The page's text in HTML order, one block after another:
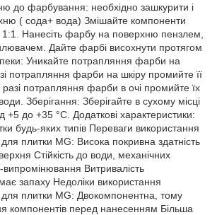
до фарбування: необхідно зашкурити і
( сода+ вода) Змішайте компоненти
Нанесіть фарбу на поверхню пензлем,
Дайте фарбі висохнути протягом
Уникайте потрапляння фарби на
потрапляння фарби на шкіру промийте її
потрапляння фарби в очі промийте їх
Зберігання: Зберігайте в сухому місці
+5 до +35 °C. Додаткові характеристики:
будь-яких типів Переваги використання
плитки MG: Висока покривна здатність
Стійкість до води, механічних
Витривалість
запаху Недоліки використання
плитки MG: Двокомпонентна, тому
компонентів перед нанесенням Більша